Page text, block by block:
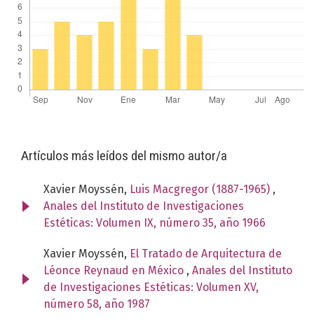
Artículos más leídos del mismo autor/a
Xavier Moyssén, Luis Macgregor (1887-1965) ,
Anales del Instituto de Investigaciones
Estéticas: Volumen IX, número 35, año 1966
Xavier Moyssén, El Tratado de Arquitectura de
Léonce Reynaud en México , Anales del Instituto
de Investigaciones Estéticas: Volumen XV,
número 58, año 1987